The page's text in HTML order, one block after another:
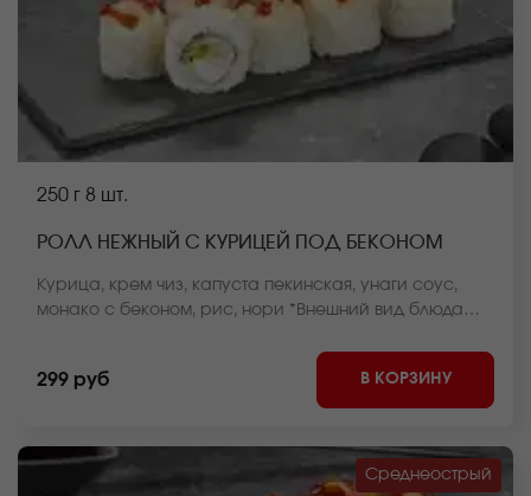
250 г 8 шт.
РОЛЛ НЕЖНЫЙ С КУРИЦЕЙ ПОД БЕКОНОМ
Курица, крем чиз, капуста пекинская, унаги соус,
монако с беконом, рис, нори *Внешний вид блюда
299 руб В КОРЗИНУ
Среднеострый